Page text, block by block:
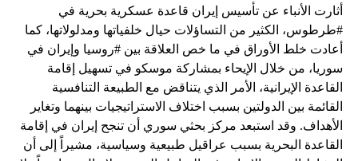
وفي هذا السياق، قال الكاتب والباحث السياسي الفلسطيني
جمال زقوت في حديث لـ”سكاي نيوز عربية”:
حماس ليست عقبة في المفاوضات وأي حديث من هذا
القبيل تجني على الموقف الفلسطيني.
المعضلة الأساسية هي أن نتنياهو يعرض المجتمع
الإسرائيلي والمنطقة للخطر.
أثارت الأنباء عن تأسيس إيران قاعدة عسكرية بحرية في
#طرطوس، الكثير من التساؤلات حيال خلفياتها ومدلولاتها، كما
أعادت خلط الأوراق في ما خص العلاقة بين #روسيا وإيران في
سوريا، من خلال الإيحاء بمشاركة موسكو في تسهيل إقامة
القاعدة الإيرانية، الأمر الذي يتناقض مع الطبيعة التنافسية
القائمة بين الدولتين بسبب اختلاف الاستراتيجيات بينهما وتغاير
الأهداف. وقد استبعد مركز بحثي سوري أن تنجح إيران في إقامة
القاعدة البحرية بسبب عراقيل طبيعية وسياسية، مشيراً إلى أن